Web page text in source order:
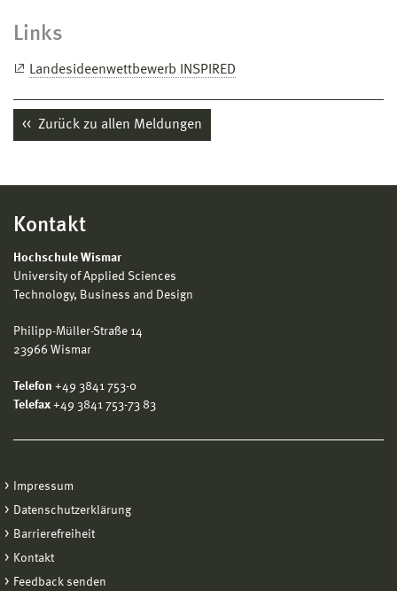
Links
Landesideenwettbewerb INSPIRED
Zurück zu allen Meldungen
Kontakt
Hochschule Wismar
University of Applied Sciences
Technology, Business and Design
Philipp-Müller-Straße 14
23966 Wismar
Telefon +49 3841 753-0
Telefax +49 3841 753-73 83
Impressum
Datenschutzerklärung
Barrierefreiheit
Kontakt
Feedback senden